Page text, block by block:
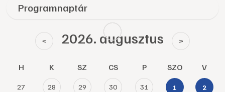
Programnaptár
< 2026. augusztus >
H K SZ CS P SZO V
27 28 29 30 31 1 2